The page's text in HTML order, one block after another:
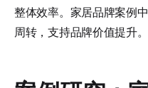
整体效率。家居品牌案例
周转，支持品牌价值提升。